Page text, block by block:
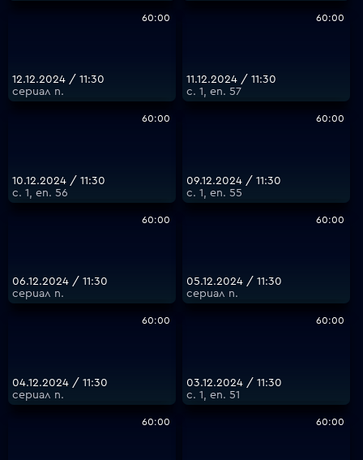
60:00
12.12.2024 / 11:30
сериал п.
60:00
11.12.2024 / 11:30
с. 1, еп. 57
60:00
10.12.2024 / 11:30
с. 1, еп. 56
60:00
09.12.2024 / 11:30
с. 1, еп. 55
60:00
06.12.2024 / 11:30
сериал п.
60:00
05.12.2024 / 11:30
сериал п.
60:00
04.12.2024 / 11:30
сериал п.
60:00
03.12.2024 / 11:30
с. 1, еп. 51
60:00 60:00